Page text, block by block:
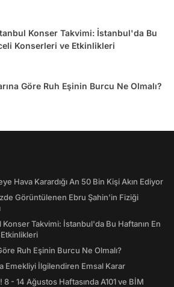
Konser Takvimi: İstanbul'da Bu
Konserleri ve Etkinlikleri
Göre Ruh Eşinin Burcu Ne Olmalı?
Hava Karardığı An 50 Bin Kişi Akın Ediyor
Görüntülenen Ebru Şahin'in Fiziği
Konser Takvimi: İstanbul'da Bu Haftanın En
Ruh Eşinin Burcu Ne Olmalı?
Emekliyi İlgilendiren Emsal Karar
- 14 Ağustos Haftasında A101 ve BİM